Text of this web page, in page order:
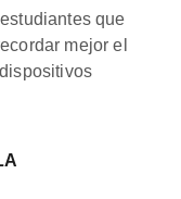
que
mejor el